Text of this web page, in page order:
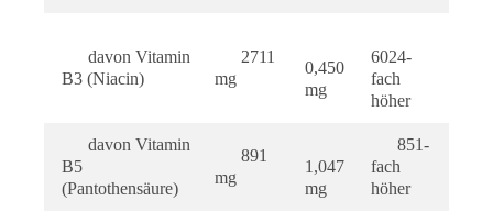
davon Vitamin
B3 (Niacin)
2711
mg
0,450
mg
6024-
fach
höher
davon Vitamin
B5
(Pantothensäure)
891
mg
1,047
mg
851-
fach
höher